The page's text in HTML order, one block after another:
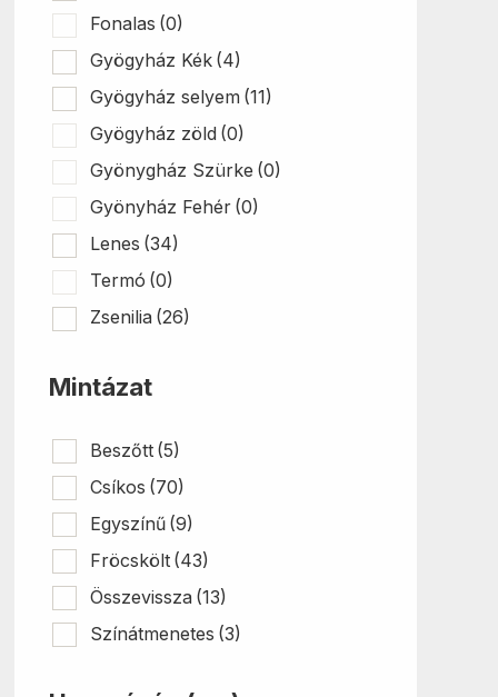
Fonalas (0)
Gyögyház Kék (4)
Gyögyház selyem (11)
Gyögyház zöld (0)
Gyönygház Szürke (0)
Gyönyház Fehér (0)
Lenes (34)
Termó (0)
Zsenilia (26)
Mintázat
Beszőtt (5)
Csíkos (70)
Egyszínű (9)
Fröcskölt (43)
Összevissza (13)
Színátmenetes (3)